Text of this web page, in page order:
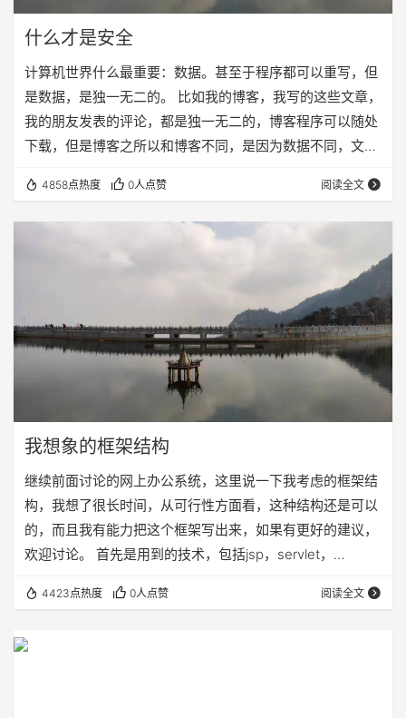
什么才是安全
计算机世界什么最重要：数据。甚至于程序都可以重写，但
是数据，是独一无二的。 比如我的博客，我写的这些文章，
我的朋友发表的评论，都是独一无二的，博客程序可以随处
下载，但是博客之所以和博客不同，是因为数据不同，文章
心疾首的感觉只有自己知道。 博客的数据都存放在服务器
上，我们挑选不同的博客服务商，其实就是在挑选不同的服
务器而已，现在的博客基本上全是免费的，免费的意思就是
就算数据出现问题博客服务商也没有什么责任，当然了，正
规的公司在数据备份方面做的还是非常好的。我的博客空…
4858点热度 0人点赞 阅读全文
我想象的框架结构
继续前面讨论的网上办公系统，这里说一下我考虑的框架结
构，我想了很长时间，从可行性方面看，这种结构还是可以
的，而且我有能力把这个框架写出来，如果有更好的建议，
欢迎讨论。 首先是用到的技术，包括jsp，servlet，
创建视图，也就是用户能够看到的和接收到的页面；servlet
限，可能还有更多，后续添加中，中央控制器读取xml配置
4423点热度 0人点赞 阅读全文